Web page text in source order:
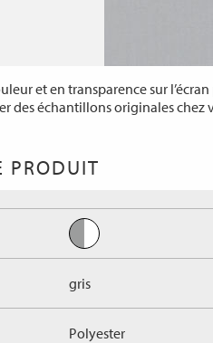
et en transparence sur
des échantillons originales chez
PRODUIT
gris
Polyester